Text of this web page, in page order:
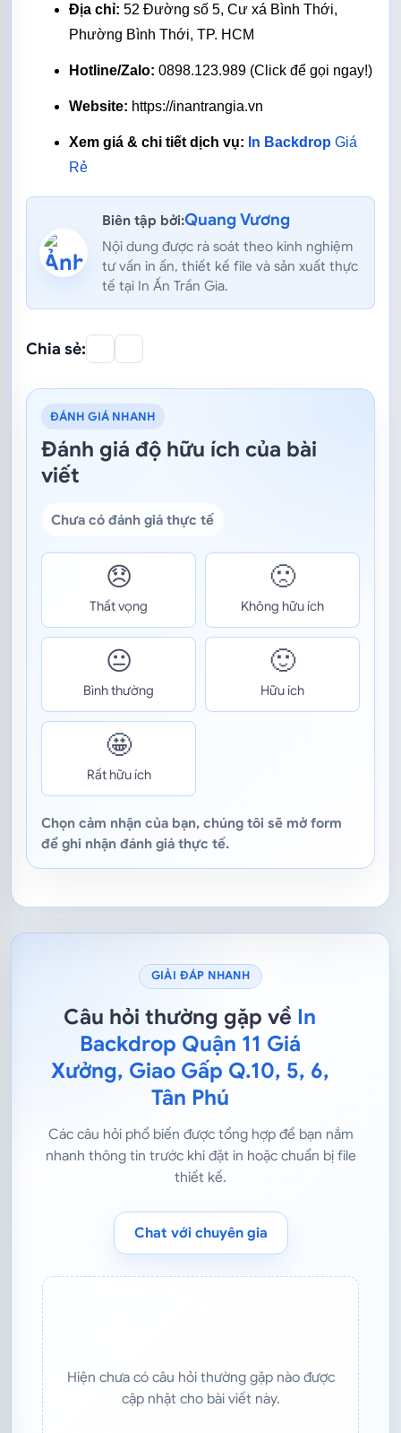
Địa chỉ: 52 Đường số 5, Cư xá Bình Thới,
Phường Bình Thới, TP. HCM
Hotline/Zalo: 0898.123.989 (Click để gọi ngay!)
Website: https://inantrangia.vn
Xem giá & chi tiết dịch vụ: In Backdrop Giá
Rẻ
Biên tập bởi:Quang Vương
Nội dung được rà soát theo kinh nghiệm
tư vấn in ấn, thiết kế file và sản xuất thực
tế tại In Ấn Trần Gia.
Chia sẻ:
ĐÁNH GIÁ NHANH
Đánh giá độ hữu ích của bài
viết
Chưa có đánh giá thực tế
😞
Thất vọng
🙁
Không hữu ích
😐
Bình thường
🙂
Hữu ích
🤩
Rất hữu ích
Chọn cảm nhận của bạn, chúng tôi sẽ mở form
để ghi nhận đánh giá thực tế.
GIẢI ĐÁP NHANH
Câu hỏi thường gặp về In
Backdrop Quận 11 Giá
Xưởng, Giao Gấp Q.10, 5, 6,
Tân Phú
Các câu hỏi phổ biến được tổng hợp để bạn nắm
nhanh thông tin trước khi đặt in hoặc chuẩn bị file
thiết kế.
Chat với chuyên gia
Hiện chưa có câu hỏi thường gặp nào được
cập nhật cho bài viết này.